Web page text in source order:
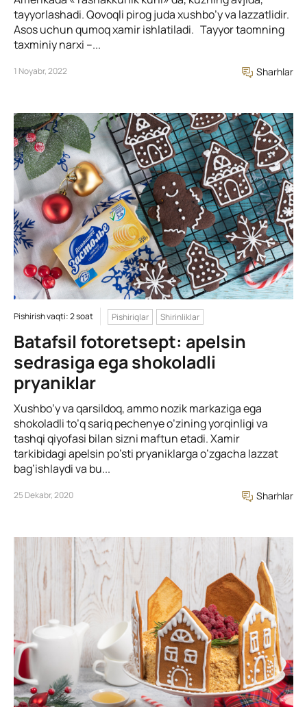
tayyorlashadi. Qovoqli pirog juda xushbo’y va lazzatlidir.
Asos uchun qumoq xamir ishlatiladi. Tayyor taomning
taxminiy narxi –...
1 Noyabr, 2022 Sharhlar
Pishirish vaqti: 2 soat Pishiriqlar Shirinliklar
Batafsil fotoretsept: apelsin
sedrasiga ega shokoladli
pryaniklar
Xushbo’y va qarsildoq, ammo nozik markaziga ega
shokoladli to’q sariq pechenye o’zining yorqinligi va
tashqi qiyofasi bilan sizni maftun etadi. Xamir
tarkibidagi apelsin po’sti pryaniklarga o’zgacha lazzat
bag’ishlaydi va bu...
25 Dekabr, 2020 Sharhlar